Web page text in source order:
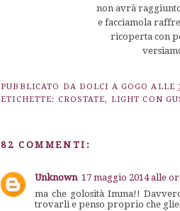
non avrà
e facciamola
ricoperta con
PUBBLICATO DA DOLCI A GOGO ALLE
ETICHETTE: CROSTATE LIGHT CON
82 COMMENTI:
Unknown 17 maggio 2014 alle
ma che golosità Imma!!
trovarli e penso proprio che